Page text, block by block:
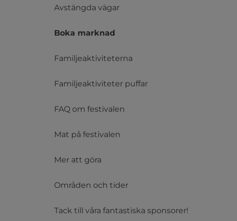
Avstängda vägar
Boka marknad
Familjeaktiviteterna
Familjeaktiviteter puffar
FAQ om festivalen
Mat på festivalen
Mer att göra
Områden och tider
Tack till våra fantastiska sponsorer!